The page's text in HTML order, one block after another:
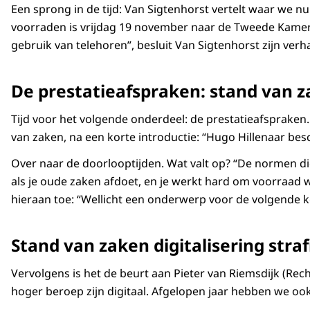
Een sprong in de tijd: Van Sigtenhorst vertelt waar we
voorraden is vrijdag 19 november naar de Tweede
gebruik van telehoren”, besluit Van Sigtenhorst zijn
De prestatieafspraken: stand van
Tijd voor het volgende onderdeel: de
van zaken, na een korte introductie: “Hugo Hillenaar
Over naar de doorlooptijden. Wat valt op? “De normen
als je oude zaken afdoet, en je werkt hard om
hieraan toe: “Wellicht een onderwerp voor de
Stand van zaken digitalisering
Vervolgens is het de beurt aan Pieter van Riemsdijk
hoger beroep zijn digitaal. Afgelopen jaar hebben we